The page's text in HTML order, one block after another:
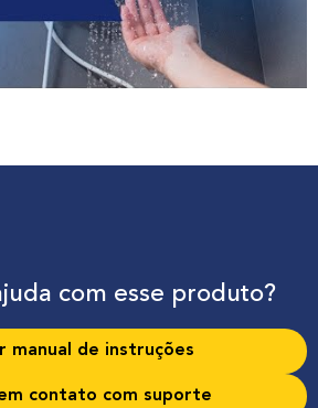
com esse produto?
manual de instruções
contato com suporte